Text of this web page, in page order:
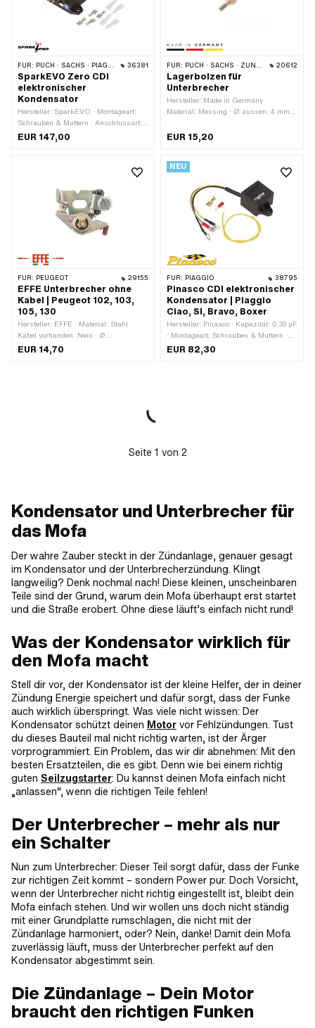
BOSCH OEM-Nr.: 2 207 013 005 ·
Fantic OEM-Nr.: 320 4500 5150
FÜR: PUCH · SACHS · PIAGGIO 36381
SparkEVO Zero CDI
elektronischer
Kondensator
Hersteller: SparkEVO · Montageart:
Schrauben & Muttern · Anschlussart:
Steckverbindung · Ø Befestigungsloch:
5 mm · Anwendungsbereich: Standard
EUR 147,00
FÜR: PUCH · SACHS · ZÜNDAPP BELMONDO · ZÜNDAPP 20612
Lagerbolzen für
Unterbrecher
Hersteller: Made in Germany ·
Material: Messing · Ø aussen: 4 mm ·
mm
EUR 15,20
FÜR: PEUGEOT 29155
EFFE Unterbrecher ohne
Kabel | Peugeot 102, 103,
105, 130
Hersteller: EFFE · Material: Stahl ·
Kabel vorhanden: Nein · Ø
Befestigungsloch: 4.5 mm · Ø Achse:
EUR 14,70
NEU
FÜR: PIAGGIO 38795
Pinasco CDI elektronischer
Kondensator | Piaggio
Ciao, SI, Bravo, Boxer
Hersteller: Pinasco · Kapazität: 0.33 µF
· Montageart: Schrauben & Muttern ·
Anschlussart: Steckverbindung · Ø
EUR 82,30
Seite 1 von 2
Kondensator und Unterbrecher für
das Mofa
Der wahre Zauber steckt in der Zündanlage, genauer gesagt
im Kondensator und der Unterbrecherzündung. Klingt
langweilig? Denk nochmal nach! Diese kleinen, unscheinbaren
Teile sind der Grund, warum dein Mofa überhaupt erst startet
und die Straße erobert. Ohne diese läuft’s einfach nicht rund!
Was der Kondensator wirklich für
den Mofa macht
Stell dir vor, der Kondensator ist der kleine Helfer, der in deiner
Zündung Energie speichert und dafür sorgt, dass der Funke
auch wirklich überspringt. Was viele nicht wissen: Der
Kondensator schützt deinen Motor vor Fehlzündungen. Tust
du dieses Bauteil mal nicht richtig warten, ist der Ärger
vorprogrammiert. Ein Problem, das wir dir abnehmen: Mit den
besten Ersatzteilen, die es gibt. Denn wie bei einem richtig
guten Seilzugstarter: Du kannst deinen Mofa einfach nicht
„anlassen“, wenn die richtigen Teile fehlen!
Der Unterbrecher – mehr als nur
ein Schalter
Nun zum Unterbrecher: Dieser Teil sorgt dafür, dass der Funke
zur richtigen Zeit kommt – sondern Power pur. Doch Vorsicht,
wenn der Unterbrecher nicht richtig eingestellt ist, bleibt dein
Mofa einfach stehen. Und wir wollen uns doch nicht ständig
mit einer Grundplatte rumschlagen, die nicht mit der
Zündanlage harmoniert, oder? Nein, danke! Damit dein Mofa
zuverlässig läuft, muss der Unterbrecher perfekt auf den
Kondensator abgestimmt sein.
Die Zündanlage – Dein Motor
braucht den richtigen Funken